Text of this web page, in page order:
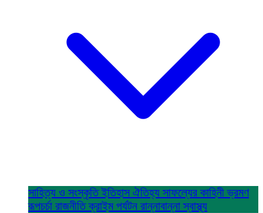
সাহিত্য ও সংস্কৃতিইতিহাস ঐতিহ্য সাফল্যের কাহিনীভ্রমণ
রূপচর্চা রাজনীতিক্রাইম পর্যটন রান্নাবান্নাস্বাস্থ্য